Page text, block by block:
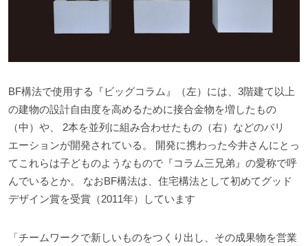
BF構法で使用する『ビッグコラム』（左）には、3階建て以上
の建物の設計自由度を高めるために接合金物を増したもの
（中）や、 2本を並列に組み合わせたもの（右）などのバリ
エーションが開発されている。 開発に携わった今井さんにとっ
てこれらは子どものようなもので『コラム三兄弟』の愛称で呼
んでいるとか。 なおBF構法は、住宅構法として初めてグッド
デザイン賞を受賞（2011年）しています
「チームワークで新しいものをつくり出し、その成果物を営業